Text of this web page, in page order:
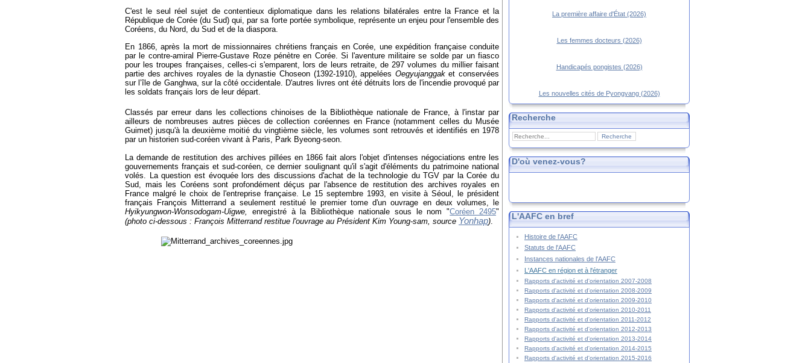
C'est le seul réel sujet de contentieux diplomatique dans les relations bilatérales entre la France et la
République de Corée (du Sud) qui, par sa forte portée symbolique, représente un enjeu pour l'ensemble des
Coréens, du Nord, du Sud et de la diaspora.
En 1866, après la mort de missionnaires chrétiens français en Corée, une expédition française conduite
par le contre-amiral Pierre-Gustave Roze pénètre en Corée. Si l'aventure militaire se solde par un fiasco
pour les troupes françaises, celles-ci s'emparent, lors de leurs retraite, de 297 volumes du millier faisant
partie des archives royales de la dynastie Choseon (1392-1910), appelées Oegyujanggaket conservées
sur l’île de Ganghwa, sur la côté occidentale. D'autres livres ont été détruits lors de l'incendie provoqué par
les soldats français lors de leur départ.
Classés par erreur dans les collections chinoises de la Bibliothèque nationale de France, à l'instar par
ailleurs de nombreuses autres pièces de collection coréennes en France (notamment celles du Musée
Guimet) jusqu'à la deuxième moitié du vingtième siècle, les volumes sont retrouvés et identifiés en 1978
par un historien sud-coréen vivant à Paris, Park Byeong-seon.
La demande de restitution des archives pillées en 1866 fait alors l'objet d'intenses négociations entre les
gouvernements français et sud-coréen, ce dernier soulignant qu'il s'agit d'éléments du patrimoine national
volés. La question est évoquée lors des discussions d'achat de la technologie du TGV par la Corée du
Sud, mais les Coréens sont profondément déçus par l'absence de restitution des archives royales en
France malgré le choix de l'entreprise française. Le 15 septembre 1993, en visite à Séoul, le président
français François Mitterrand a seulement restitué le premier tome d'un ouvrage en deux volumes, le
Hyikyungwon-Wonsodogam-Uigwe,
enregistré à la Bibliothèque nationale sous le nom "Coréen 2495"
(photo ci-dessous : François Mitterrand restitue l'ouvrage au Président Kim Young-sam, source Yonhap).
La première affaire d'État (2026)
Les femmes docteurs (2026)
Handicapés pongistes (2026)
Les nouvelles cités de Pyongyang (2026)
Recherche
D'où venez-vous?
L'AAFC en bref
Histoire de l'AAFC
Statuts de l'AAFC
Instances nationales de l'AAFC
L'AAFC en région et à l'étranger
Rapports d'activité et d'orientation 2007-2008
Rapports d'activité et d'orientation 2008-2009
Rapports d'activité et d'orientation 2009-2010
Rapports d'activité et d'orientation 2010-2011
Rapports d'activité et d'orientation 2011-2012
Rapports d'activité et d'orientation 2012-2013
Rapports d'activité et d'orientation 2013-2014
Rapports d'activité et d'orientation 2014-2015
Rapports d'activité et d'orientation 2015-2016